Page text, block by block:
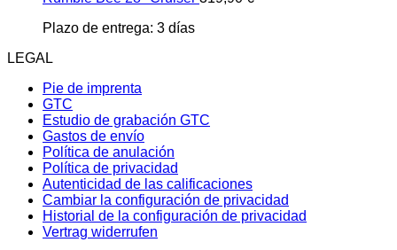
Plazo de entrega: 3 días
LEGAL
Pie de imprenta
GTC
Estudio de grabación GTC
Gastos de envío
Política de anulación
Política de privacidad
Autenticidad de las calificaciones
Cambiar la configuración de privacidad
Historial de la configuración de privacidad
Vertrag widerrufen